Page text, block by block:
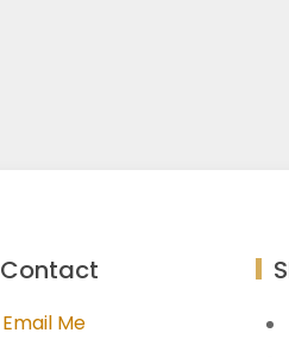
Contact
Email Me